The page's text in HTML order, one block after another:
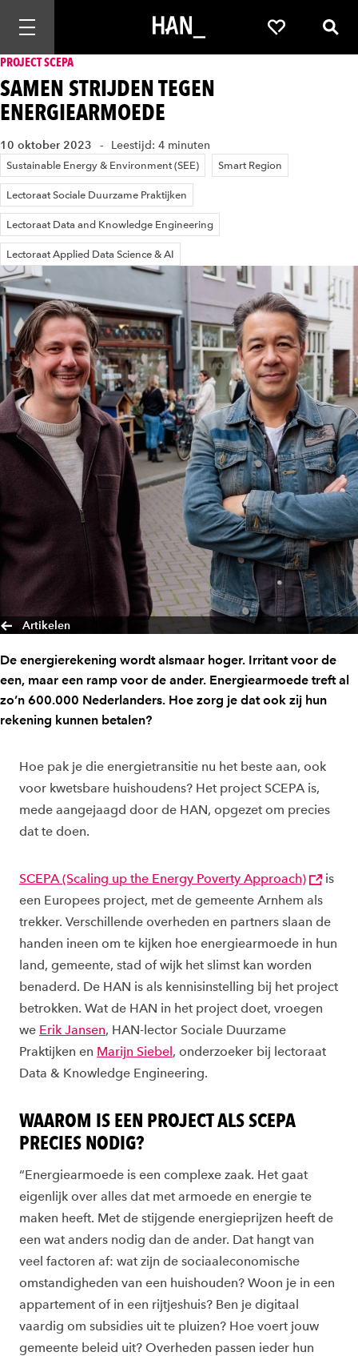
Mobiele navigatie openen Favorieten
PROJECT SCEPA
SAMEN STRIJDEN TEGEN
ENERGIEARMOEDE
10 oktober 2023 Leestijd: 4 minuten
Sustainable Energy & Environment (SEE) Smart Region
Lectoraat Sociale Duurzame Praktijken
Lectoraat Data and Knowledge Engineering
Lectoraat Applied Data Science & AI
Artikelen
De energierekening wordt alsmaar hoger. Irritant voor de
een, maar een ramp voor de ander. Energiearmoede treft al
zo’n 600.000 Nederlanders. Hoe zorg je dat ook zij hun
rekening kunnen betalen?
Hoe pak je die energietransitie nu het beste aan, ook
voor kwetsbare huishoudens? Het project SCEPA is,
mede aangejaagd door de HAN, opgezet om precies
dat te doen.
SCEPA (Scaling up the Energy Poverty Approach)
is
een Europees project, met de gemeente Arnhem als
trekker. Verschillende overheden en partners slaan de
handen ineen om te kijken hoe energiearmoede in hun
land, gemeente, stad of wijk het slimst kan worden
benaderd. De HAN is als kennisinstelling bij het project
betrokken. Wat de HAN in het project doet, vroegen
we Erik Jansen, HAN-lector Sociale Duurzame
Praktijken en Marijn Siebel, onderzoeker bij lectoraat
Data & Knowledge Engineering.
WAAROM IS EEN PROJECT ALS SCEPA
PRECIES NODIG?
“Energiearmoede is een complexe zaak. Het gaat
eigenlijk over alles dat met armoede en energie te
maken heeft. Met de stijgende energieprijzen heeft de
een wat anders nodig dan de ander. Dat hangt van
veel factoren af: wat zijn de sociaaleconomische
omstandigheden van een huishouden? Woon je in een
appartement of in een rijtjeshuis? Ben je digitaal
vaardig om subsidies uit te pluizen? Hoe voert jouw
gemeente beleid uit? Overheden passen ieder hun